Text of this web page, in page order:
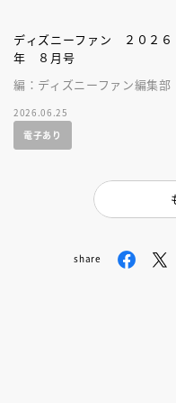
ディズニーファン ２０２６
年 ８月号
編：ディズニーファン編集部
2026.06.25
電子あり
share